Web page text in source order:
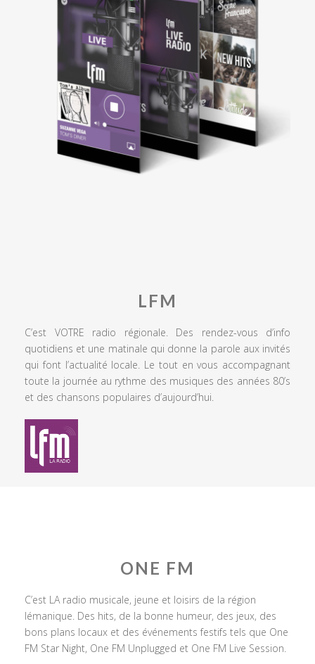
LFM
C’est VOTRE radio régionale. Des rendez-vous d’info
quotidiens et une matinale qui donne la parole aux invités
qui font l’actualité locale. Le tout en vous accompagnant
toute la journée au rythme des musiques des années 80’s
et des chansons populaires d’aujourd’hui.
ONE FM
C’est LA radio musicale, jeune et loisirs de la région
lémanique. Des hits, de la bonne humeur, des jeux, des
bons plans locaux et des événements festifs tels que One
FM Star Night, One FM Unplugged et One FM Live Session.